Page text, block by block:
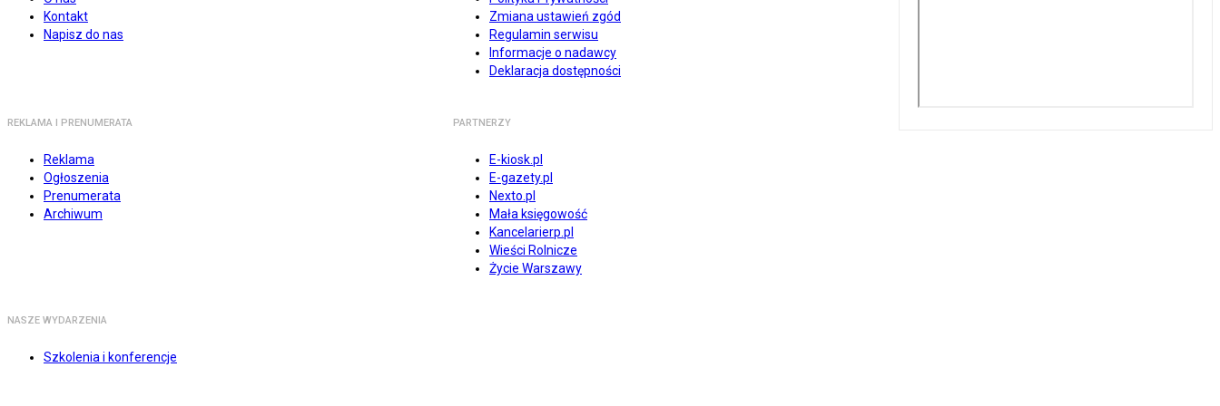
Kontakt
Napisz do nas
Zmiana ustawień zgód
Regulamin serwisu
Informacje o nadawcy
Deklaracja dostępności
REKLAMA I PRENUMERATA
Reklama
Ogłoszenia
Prenumerata
Archiwum
PARTNERZY
E-kiosk.pl
E-gazety.pl
Nexto.pl
Mała księgowość
Kancelarierp.pl
Wieści Rolnicze
Życie Warszawy
NASZE WYDARZENIA
Szkolenia i konferencje